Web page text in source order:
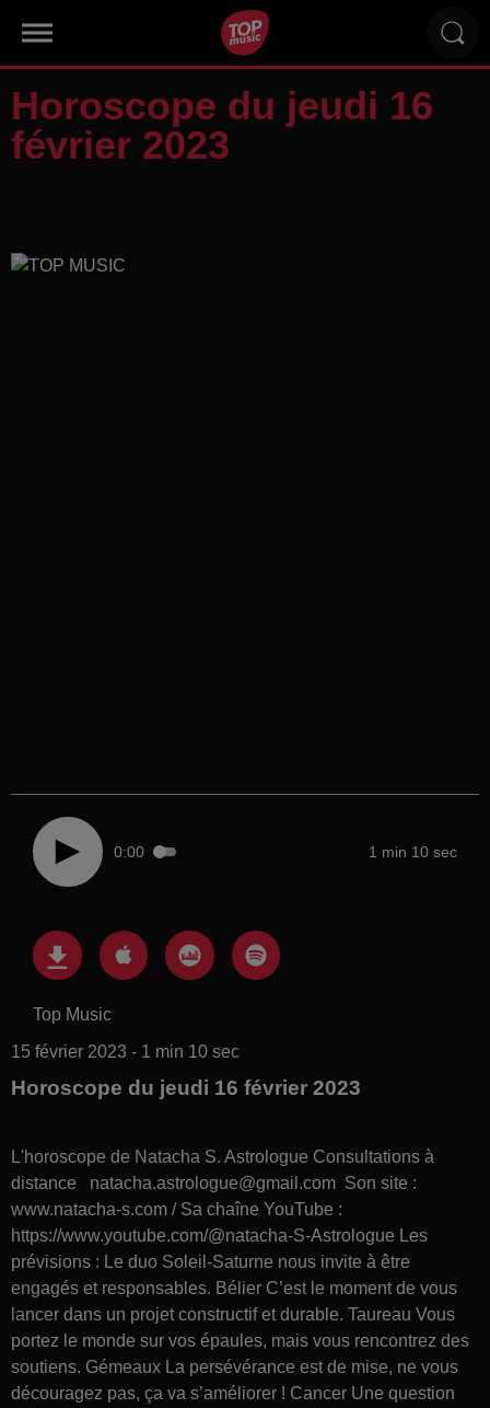
Horoscope du jeudi 16
février 2023
0:00 1 min 10 sec
Top Music
15 février 2023 - 1 min 10 sec
Horoscope du jeudi 16 février 2023
L'horoscope de Natacha S. Astrologue Consultations à
distance natacha.astrologue@gmail.com Son site :
www.natacha-s.com / Sa chaîne YouTube :
https://www.youtube.com/@natacha-S-Astrologue Les
prévisions : Le duo Soleil-Saturne nous invite à être
engagés et responsables. Bélier C’est le moment de vous
lancer dans un projet constructif et durable. Taureau Vous
portez le monde sur vos épaules, mais vous rencontrez des
soutiens. Gémeaux La persévérance est de mise, ne vous
découragez pas, ça va s’améliorer ! Cancer Une question